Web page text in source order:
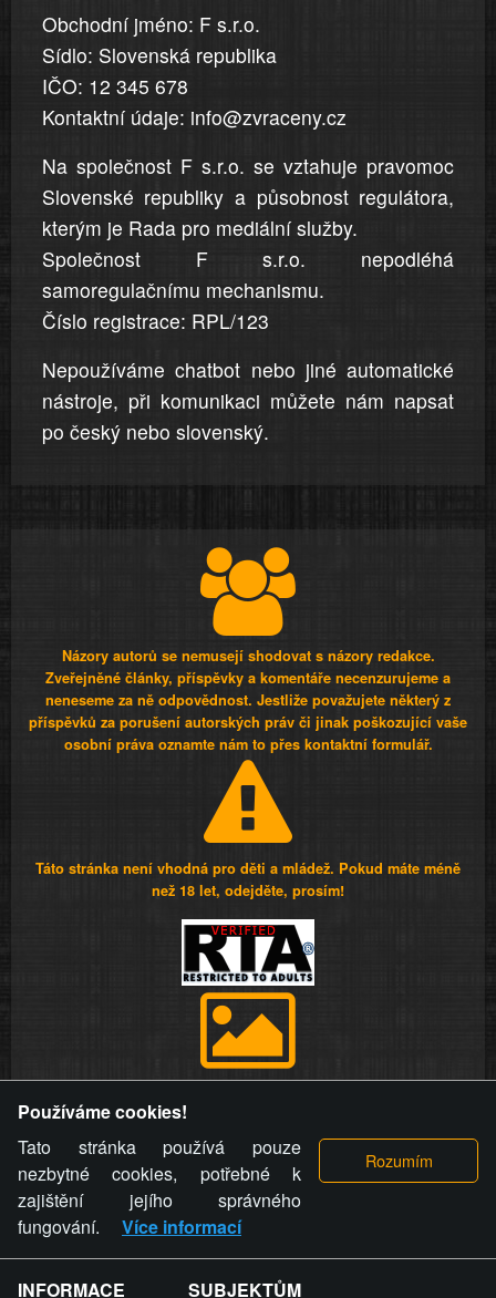
jsou
přesná
a
úplná
Obchodní jméno: F s.r.o.
Sídlo: Slovenská republika
IČO: 12 345 678
Kontaktní údaje: info@zvraceny.cz
Na společnost F s.r.o. se vztahuje pravomoc
Slovenské republiky a působnost regulátora,
kterým je Rada pro mediální služby.
Společnost F s.r.o. nepodléhá
samoregulačnímu mechanismu.
Číslo registrace: RPL/123
Nepoužíváme chatbot nebo jiné automatické
nástroje, při komunikaci můžete nám napsat
po český nebo slovenský.
Názory autorů se nemusejí shodovat s názory redakce.
Zveřejněné články, příspěvky a komentáře necenzurujeme a
neneseme za ně odpovědnost. Jestliže považujete některý z
příspěvků za porušení autorských práv či jinak poškozující vaše
osobní práva oznamte nám to přes kontaktní formulář.
Táto stránka není vhodná pro děti a mládež. Pokud máte méně
než 18 let, odejděte, prosím!
videa a komentáře. Osoba, které se toto opatření provozovatele
stránky týče, ani osoba, která umístila fotografii nebo video na
stránku, nemůže z důvodu odstranění fotografie, videa nebo
komentáře pro výše uvedenou okolnost uplatnit vůči
provozovateli stránky žádný nárok na náhradu škody nebo
nemajetkové újmy.
Používáme cookies!
Tato stránka používá pouze
nezbytné cookies, potřebné k
zajištění jejího správného
fungování.
Více informací
INFORMACE SUBJEKTŮM